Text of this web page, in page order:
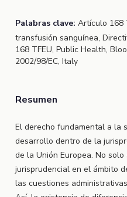
Palabras clave: Artículo 168
transfusión sanguínea,
168 TFEU, Public Health,
2002/98/EC, Italy
Resumen
El derecho fundamental a la
desarrollo dentro de la
de la Unión Europea. No
jurisprudencial en el ámbito
las cuestiones